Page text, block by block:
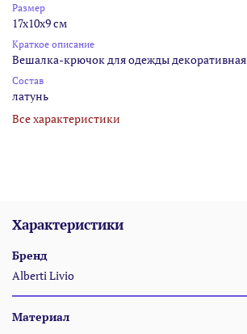
Размер
17x10x9 см
Краткое описание
Вешалка-крючок для одежды декоративная
Состав
латунь
Все характеристики
Характеристики
Бренд
Alberti Livio
Материал